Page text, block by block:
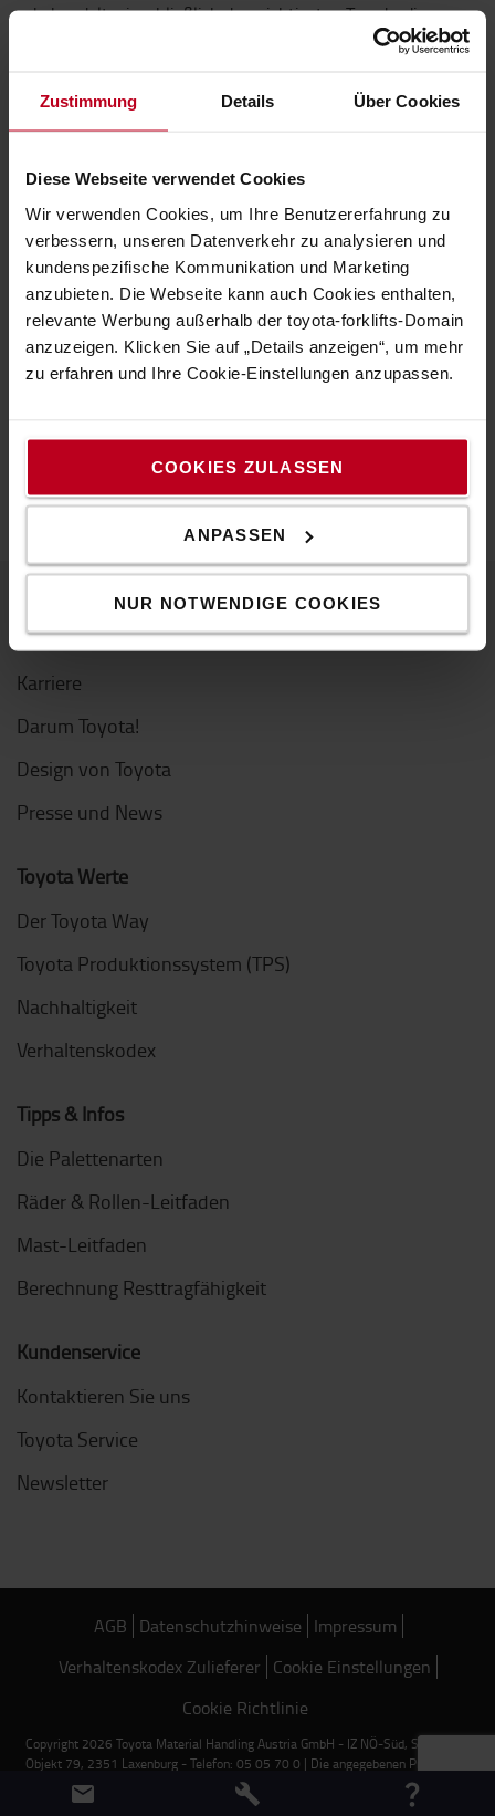
Zustimmung Details Über Cookies
Diese Webseite verwendet Cookies
Wir verwenden Cookies, um Ihre Benutzererfahrung zu
verbessern, unseren Datenverkehr zu analysieren und
kundenspezifische Kommunikation und Marketing
anzubieten. Die Webseite kann auch Cookies enthalten,
relevante Werbung außerhalb der toyota-forklifts-Domain
anzuzeigen. Klicken Sie auf „Details anzeigen“, um mehr
zu erfahren und Ihre Cookie-Einstellungen anzupassen.
COOKIES ZULASSEN
ANPASSEN
NUR NOTWENDIGE COOKIES
behandelt, einschließlich der wichtigsten Trends, die
dahinterstehen, und ihrer praktischen Bedeutung.
Frühere Berichte
Trend Report 2025
Trend Report 2024
Trend Report 2023
Ihr Interesse ist geweckt?
Kontaktieren Sie uns um mehr zu erfahren
oder entdecken Sie unsere
ENTDECKEN SIE UNSERE WISSENSDATENBANK
Über Toyota
Karriere
Darum Toyota!
Design von Toyota
Presse und News
Toyota Werte
Der Toyota Way
Toyota Produktionssystem (TPS)
Nachhaltigkeit
Verhaltenskodex
Tipps & Infos
Die Palettenarten
Räder & Rollen-Leitfaden
Mast-Leitfaden
Berechnung Resttragfähigkeit
Kundenservice
Kontaktieren Sie uns
Toyota Service
Newsletter
AGB Datenschutzhinweise Impressum
Verhaltenskodex Zulieferer Cookie Einstellungen
Cookie Richtlinie
Copyright 2026 Toyota Material Handling Austria GmbH - IZ NÖ-Süd, Straße 18,
Objekt 79, 2351 Laxenburg - Telefon: 05 05 70 0 | Die angegebenen Preise sind
Nettopreise und gelten ausschließlich für Bestellungen über unseren Online-Shop.